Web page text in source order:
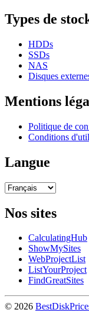
Types de
HDDs
SSDs
NAS
Disques
Mentions
Politique de
Conditions
Langue
Nos sites
CalculatingHub
ShowMySites
WebProjectList
ListYourProject
FindGreatSites
© 2026